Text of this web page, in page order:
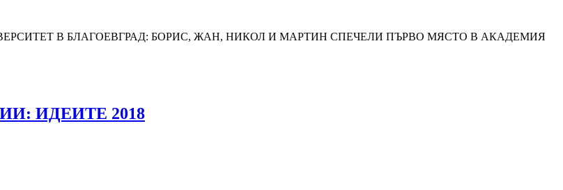
В БЛАГОЕВГРАД: БОРИС, ЖАН, НИКОЛ И МАРТИН СПЕЧЕЛИ ПЪРВО МЯСТО В АКАДЕМИЯ
ИДЕИТЕ 2018